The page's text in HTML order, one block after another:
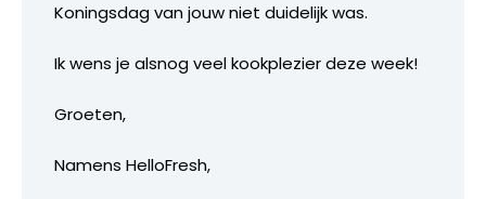
Koningsdag van jouw niet duidelijk was.
Ik wens je alsnog veel kookplezier deze week!
Groeten,
Namens HelloFresh,